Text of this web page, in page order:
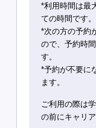
*利用時間は最
ての時間です。
*次の方の予約
ので、予約時
す。
*予約が不要に
ます。
ご利用の際は
の前にキャリ